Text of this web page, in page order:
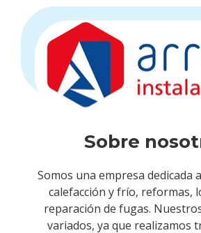
Sobre
Somos una empresa dedicada
calefacción y frío, reformas,
reparación de fugas.
variados, ya que realizamos